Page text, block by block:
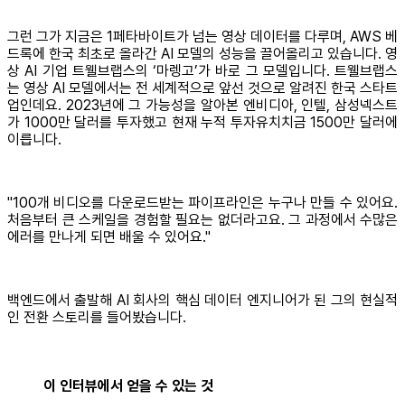
그런 그가 지금은 1페타바이트가 넘는 영상 데이터를 다루며, AWS 베
드록에 한국 최초로 올라간 AI 모델의 성능을 끌어올리고 있습니다. 영
상 AI 기업 트웰브랩스의 ‘마렝고’가 바로 그 모델입니다. 트웰브랩스
는 영상 AI 모델에서는 전 세계적으로 앞선 것으로 알려진 한국 스타트
업인데요. 2023년에 그 가능성을 알아본 엔비디아, 인텔, 삼성넥스트
가 1000만 달러를 투자했고 현재 누적 투자유치치금 1500만 달러에
이릅니다.
"100개 비디오를 다운로드받는 파이프라인은 누구나 만들 수 있어요.
처음부터 큰 스케일을 경험할 필요는 없더라고요. 그 과정에서 수많은
에러를 만나게 되면 배울 수 있어요."
백엔드에서 출발해 AI 회사의 핵심 데이터 엔지니어가 된 그의 현실적
인 전환 스토리를 들어봤습니다.
이 인터뷰에서 얻을 수 있는 것